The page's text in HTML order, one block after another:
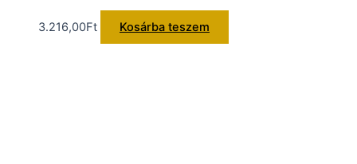
3.216,00Ft Kosárba teszem